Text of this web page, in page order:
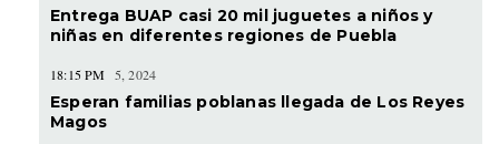
Entrega BUAP casi 20 mil juguetes a niños y
niñas en diferentes regiones de Puebla
18:15 PM 5, 2024
Esperan familias poblanas llegada de Los Reyes
Magos